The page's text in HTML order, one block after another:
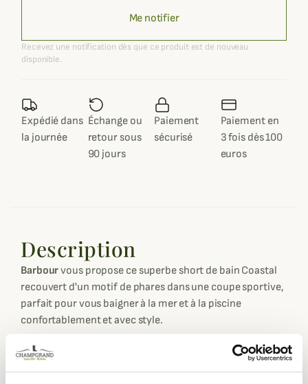
Me notifier
Recevez une notification dès que ce produit est de nouveau
disponible.
Expédié dans
la journée
Échange ou
retour sous
90 jours
Paiement
sécurisé
Paiement en
3 fois dès 100
euros
Description
Barbourvous propose ce superbe short de bain Coastal
recouvert d'un motif de phares dans une coupe sportive,
parfait pour vous baigner à la mer et à la piscine
confortablement et avec style.
Ce short de bain Coastal est réalisé dans un tissu à
séchage très rapide, pratique après la baignade. Vous
retrouverez de nombreux phares qui sont un clin d'œil à